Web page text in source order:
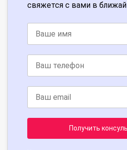
свяжется с вами в
Получить